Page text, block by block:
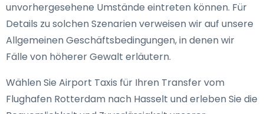
unvorhergesehene Umstände eintreten können. Für
Details zu solchen Szenarien verweisen wir auf unsere
Allgemeinen Geschäftsbedingungen, in denen wir
Fälle von höherer Gewalt erläutern.
Wählen Sie Airport Taxis für Ihren Transfer vom
Flughafen Rotterdam nach Hasselt und erleben Sie die